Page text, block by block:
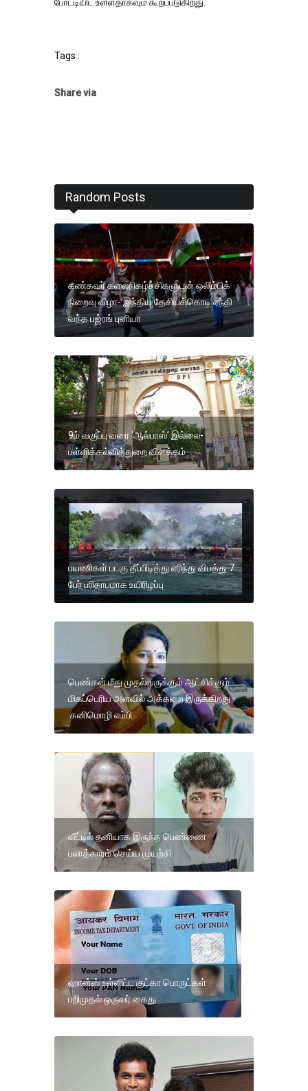
போட்டியிட உள்ளதாகவும் கூறப்படுகிறது.
Tags :
Share via
Random Posts
கண்கவர் கலைநிகழ்ச்சிகளுடன் ஒலிம்பிக்
நிறைவு விழா- இந்திய தேசியக்கொடி ஏந்தி
வந்த பஜ்ரங் புனியா
9ம் வகுப்பு வரை ‘ஆல்பாஸ்’ இல்லை-
பள்ளிக்கல்வித்துறை விளக்கம்
பயணிகள் படகு தீப்பிடித்து எரிந்து விபத்து 7
பேர் பரிதாபமாக உயிரிழப்பு
பெண்கள் மீது முதல்வருக்கும் ஆட்சிக்கும்
மிகப்பெரிய அளவில் அக்கறை இருக்கிறது -
கனிமொழி எம்பி
வீட்டில் தனியாக இருந்த பெண்ணை
பலாத்காரம் செய்ய முயற்சி
ஹான்ஸ் உள்ளிட்ட குட்கா பொருட்கள்
பறிமுதல் ஒருவர் கைது